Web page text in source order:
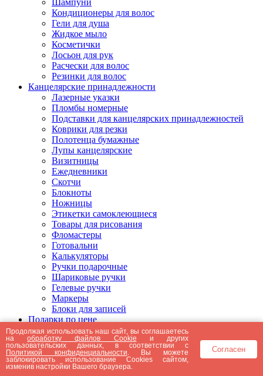
Шампуни
Кондиционеры для волос
Гели для душа
Жидкое мыло
Косметички
Лосьон для рук
Расчески для волос
Резинки для волос
Канцелярские принадлежности
Лазерные указки
Пломбы номерные
Подставки для канцелярских принадлежностей
Коврики для резки
Полотенца бумажные
Лупы канцелярские
Визитницы
Ежедневники
Скотчи
Блокноты
Ножницы
Этикетки самоклеющиеся
Товары для рисования
Фломастеры
Готовальни
Калькуляторы
Ручки подарочные
Шариковые ручки
Гелевые ручки
Маркеры
Блоки для записей
Подарки по цене
Подарки от 5000 рублей
Подарки до 5000 рублей
Подарки до 3000 рублей
Подарки до 2000 рублей
Подарки до 1000 рублей
Продолжая использовать наш сайт, вы соглашаетесь
наобработку файлов Cookie и других
пользовательских данных, в соответствии с
Политикой конфиденциальности . Вы можете
заблокировать использование Cookies сайтом,
изменив настройки Вашего браузера.
Согласен